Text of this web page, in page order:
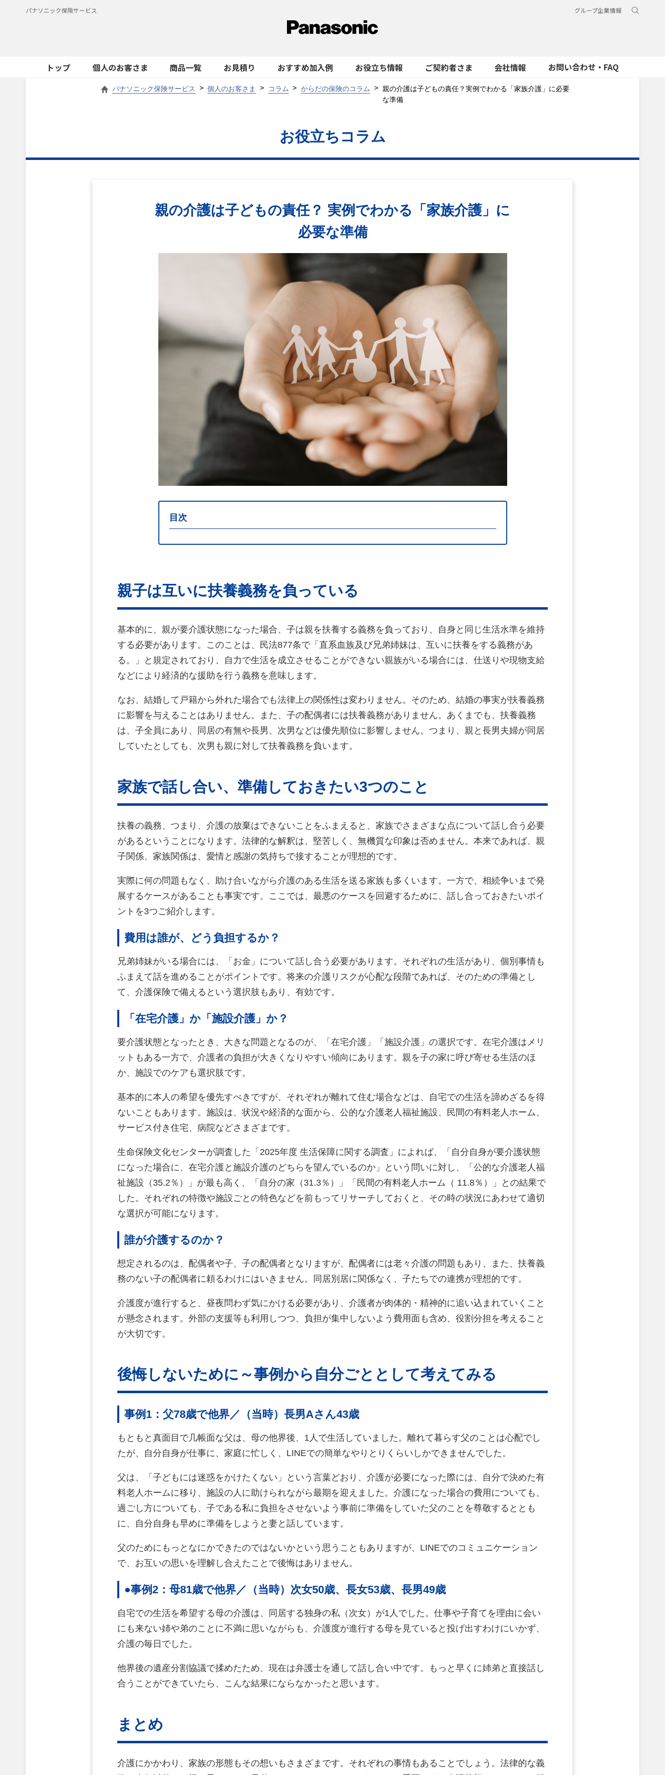
パナソニック保険サービス グループ企業情報
トップ 個人のお客さま 商品一覧 お見積り おすすめ加入例 お役立ち情報 ご契約者さま 会社情報 お問い合わせ・FAQ
パナソニック保険サービス 個人のお客さま コラム からだの保険のコラム
親の介護は子どもの責任？実例でわかる「家族介護」に必要
な準備
お役立ちコラム
親の介護は子どもの責任？ 実例でわかる「家族介護」に
必要な準備
目次
親子は互いに扶養義務を負っている
基本的に、親が要介護状態になった場合、子は親を扶養する義務を負っており、自身と同じ生活水準を維持
する必要があります。このことは、民法877条で「直系血族及び兄弟姉妹は、互いに扶養をする義務があ
る。」と規定されており、自力で生活を成立させることができない親族がいる場合には、仕送りや現物支給
などにより経済的な援助を行う義務を意味します。
なお、結婚して戸籍から外れた場合でも法律上の関係性は変わりません。そのため、結婚の事実が扶養義務
に影響を与えることはありません。また、子の配偶者には扶養義務がありません。あくまでも、扶養義務
は、子全員にあり、同居の有無や長男、次男などは優先順位に影響しません。つまり、親と長男夫婦が同居
していたとしても、次男も親に対して扶養義務を負います。
家族で話し合い、準備しておきたい3つのこと
扶養の義務、つまり、介護の放棄はできないことをふまえると、家族でさまざまな点について話し合う必要
があるということになります。法律的な解釈は、堅苦しく、無機質な印象は否めません。本来であれば、親
子関係、家族関係は、愛情と感謝の気持ちで接することが理想的です。
実際に何の問題もなく、助け合いながら介護のある生活を送る家族も多くいます。一方で、相続争いまで発
展するケースがあることも事実です。ここでは、最悪のケースを回避するために、話し合っておきたいポイ
ントを3つご紹介します。
費用は誰が、どう負担するか？
兄弟姉妹がいる場合には、「お金」について話し合う必要があります。それぞれの生活があり、個別事情も
ふまえて話を進めることがポイントです。将来の介護リスクが心配な段階であれば、そのための準備とし
て、介護保険で備えるという選択肢もあり、有効です。
「在宅介護」か「施設介護」か？
要介護状態となったとき、大きな問題となるのが、「在宅介護」「施設介護」の選択です。在宅介護はメリ
ットもある一方で、介護者の負担が大きくなりやすい傾向にあります。親を子の家に呼び寄せる生活のほ
か、施設でのケアも選択肢です。
基本的に本人の希望を優先すべきですが、それぞれが離れて住む場合などは、自宅での生活を諦めざるを得
ないこともあります。施設は、状況や経済的な面から、公的な介護老人福祉施設、民間の有料老人ホーム、
サービス付き住宅、病院などさまざまです。
生命保険文化センターが調査した「2025年度 生活保障に関する調査」によれば、「自分自身が要介護状態
になった場合に、在宅介護と施設介護のどちらを望んでいるのか」という問いに対し、「公的な介護老人福
祉施設（35.2％）」が最も高く、「自分の家（31.3％）」「民間の有料老人ホーム（ 11.8％）」との結果で
した。それぞれの特徴や施設ごとの特色などを前もってリサーチしておくと、その時の状況にあわせて適切
な選択が可能になります。
誰が介護するのか？
想定されるのは、配偶者や子、子の配偶者となりますが、配偶者には老々介護の問題もあり、また、扶養義
務のない子の配偶者に頼るわけにはいきません。同居別居に関係なく、子たちでの連携が理想的です。
介護度が進行すると、昼夜問わず気にかける必要があり、介護者が肉体的・精神的に追い込まれていくこと
が懸念されます。外部の支援等も利用しつつ、負担が集中しないよう費用面も含め、役割分担を考えること
が大切です。
後悔しないために～事例から自分ごととして考えてみる
事例1：父78歳で他界／（当時）長男Aさん43歳
もともと真面目で几帳面な父は、母の他界後、1人で生活していました。離れて暮らす父のことは心配でし
たが、自分自身が仕事に、家庭に忙しく、LINEでの簡単なやりとりくらいしかできませんでした。
父は、「子どもには迷惑をかけたくない」という言葉どおり、介護が必要になった際には、自分で決めた有
料老人ホームに移り、施設の人に助けられながら最期を迎えました。介護になった場合の費用についても、
過ごし方についても、子である私に負担をさせないよう事前に準備をしていた父のことを尊敬するととも
に、自分自身も早めに準備をしようと妻と話しています。
父のためにもっとなにかできたのではないかという思うこともありますが、LINEでのコミュニケーション
で、お互いの思いを理解し合えたことで後悔はありません。
●事例2：母81歳で他界／（当時）次女50歳、長女53歳、長男49歳
自宅での生活を希望する母の介護は、同居する独身の私（次女）が1人でした。仕事や子育てを理由に会い
にも来ない姉や弟のことに不満に思いながらも、介護度が進行する母を見ていると投げ出すわけにいかず、
介護の毎日でした。
他界後の遺産分割協議で揉めたため、現在は弁護士を通して話し合い中です。もっと早くに姉弟と直接話し
合うことができていたら、こんな結果にならなかったと思います。
まとめ
介護にかかわり、家族の形態もその想いもさまざまです。それぞれの事情もあることでしょう。法律的な義